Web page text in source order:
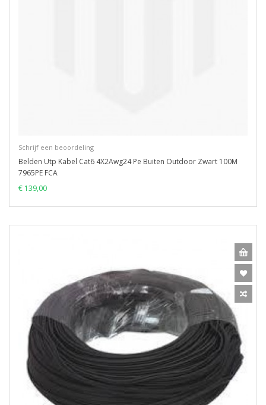
Schrijf een beoordeling
Belden Utp Kabel Cat6 4X2Awg24 Pe Buiten Outdoor Zwart 100M
7965PE FCA
€ 139,00